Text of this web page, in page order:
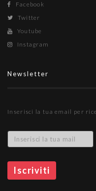
Facebook
Twitter
Youtube
Instagram
Newsletter
Inserisci la tua email per